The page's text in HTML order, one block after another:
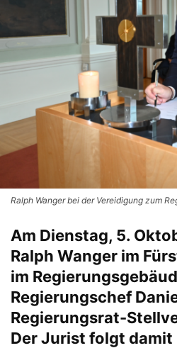
Ralph Wanger bei der Vereidigung zum
Am Dienstag, 5.
Ralph Wanger im
im
Regierungschef
Regierungsrat-
Der Jurist folgt damit